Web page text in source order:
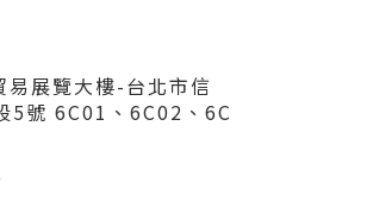
展覽大樓-台北市信
5號 6C01、6C02、6C